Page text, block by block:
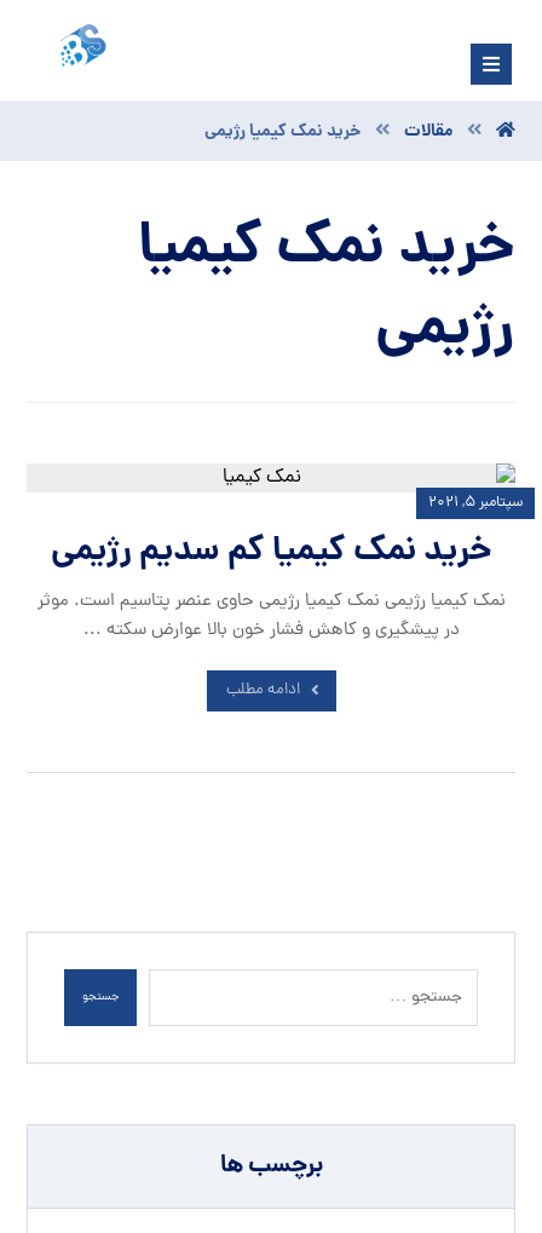
مقالات خرید نمک کیمیا رژیمی
خرید نمک کیمیا
رژیمی
خرید نمک کیمیا کم سدیم رژیمی
سپتامبر ۵, ۲۰۲۱
نمک کیمیا رژیمی نمک کیمیا رژیمی حاوی عنصر پتاسیم است. موثر
در پیشگیری و کاهش فشار خون بالا عوارض سکته ...
ادامه مطلب
جستجو
برچسب ها